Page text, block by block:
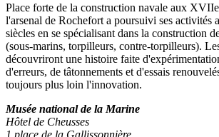
Place forte de la construction navale aux
l'arsenal de Rochefort a poursuivi ses
siècles en se spécialisant dans la construction
(sous‑marins, torpilleurs, contre-torpilleurs).
découvriront une histoire faite
d'erreurs, de tâtonnements et d'essais
toujours plus loin l'innovation.
Musée national de la Marine
Hôtel de Cheusses